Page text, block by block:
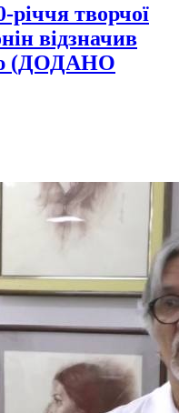
річчя творчої
відзначив
(ДОДАНО